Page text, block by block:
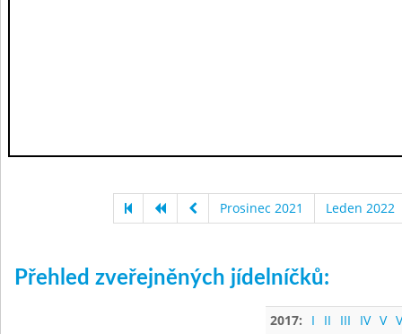
Prosinec 2021 Leden 2022
Přehled zveřejněných jídelníčků:
2017: I II III IV V